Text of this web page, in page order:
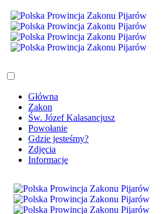
Główna
Zakon
Św. Józef Kalasancjusz
Powołanie
Gdzie jesteśmy?
Zdjęcia
Informacje